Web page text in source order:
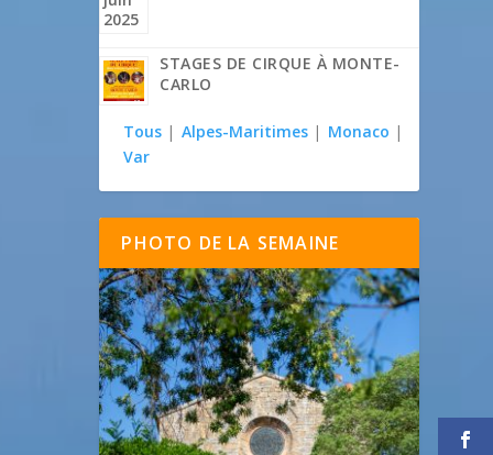
STAGES DE CIRQUE À MONTE-
CARLO
Tous | Alpes-Maritimes | Monaco |
Var
PHOTO DE LA SEMAINE